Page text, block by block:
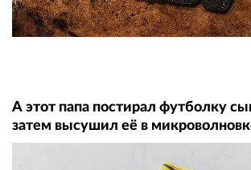
А этот папа постирал футболку
затем высушил её в